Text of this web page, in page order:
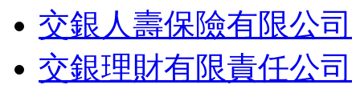
交銀人壽保險有限公司
交銀理財有限責任公司